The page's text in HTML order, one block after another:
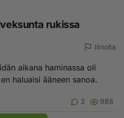
rukissa
Ilmoita
aikana haminassa oli
haluaisi ääneen sanoa.
3 988